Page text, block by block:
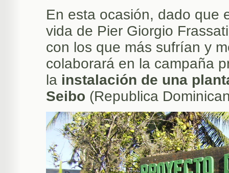
En esta ocasión, dado que
vida de Pier Giorgio
con los que más sufrían y
colaborará en la campaña
la instalación de una
Seibo (Republica